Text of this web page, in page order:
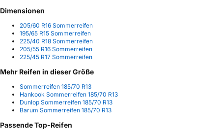
Dimensionen
205/60 R16 Sommerreifen
195/65 R15 Sommerreifen
225/40 R18 Sommerreifen
205/55 R16 Sommerreifen
225/45 R17 Sommerreifen
Mehr Reifen in dieser Größe
Sommerreifen 185/70 R13
Hankook Sommerreifen 185/70 R13
Dunlop Sommerreifen 185/70 R13
Barum Sommerreifen 185/70 R13
Passende Top-Reifen